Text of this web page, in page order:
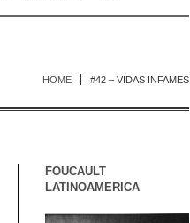
HOME #42 – VIDAS INFAMES
FOUCAULT
LATINOAMERICA